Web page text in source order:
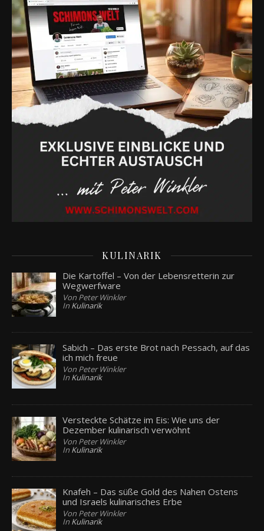
KULINARIK
Die Kartoffel – Von der Lebensretterin zur
Wegwerfware
Von Peter Winkler
In Kulinarik
Sabich – Das erste Brot nach Pessach, auf das
ich mich freue
Von Peter Winkler
In Kulinarik
Versteckte Schätze im Eis: Wie uns der
Dezember kulinarisch verwöhnt
Von Peter Winkler
In Kulinarik
Knafeh – Das süße Gold des Nahen Ostens
und Israels kulinarisches Erbe
Von Peter Winkler
In Kulinarik